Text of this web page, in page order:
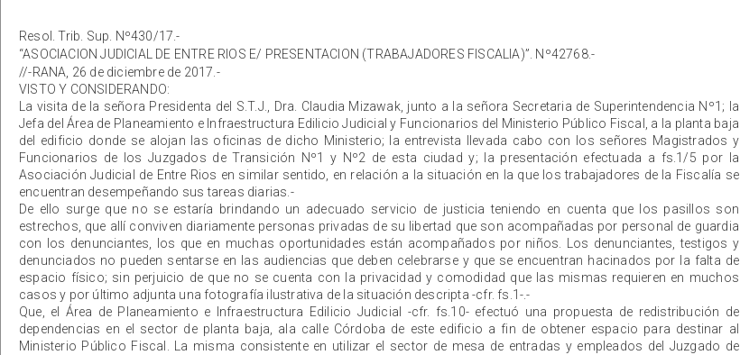
Resol. Trib. Sup. Nº430/17.-
“ASOCIACION JUDICIAL DE ENTRE RIOS E/ PRESENTACION (TRABAJADORES FISCALIA)”. Nº42768.-
//-RANA, 26 de diciembre de 2017.-
VISTO Y CONSIDERANDO:
La visita de la señora Presidenta del S.T.J., Dra. Claudia Mizawak, junto a la señora Secretaria de Superintendencia Nº1; la
Jefa del Área de Planeamiento e Infraestructura Edilicio Judicial y Funcionarios del Ministerio Público Fiscal, a la planta baja
del edificio donde se alojan las oficinas de dicho Ministerio; la entrevista llevada cabo con los señores Magistrados y
Funcionarios de los Juzgados de Transición Nº1 y Nº2 de esta ciudad y; la presentación efectuada a fs.1/5 por la
Asociación Judicial de Entre Rios en similar sentido, en relación a la situación en la que los trabajadores de la Fiscalía se
encuentran desempeñando sus tareas diarias.-
De ello surge que no se estaría brindando un adecuado servicio de justicia teniendo en cuenta que los pasillos son
estrechos, que allí conviven diariamente personas privadas de su libertad que son acompañadas por personal de guardia
con los denunciantes, los que en muchas oportunidades están acompañados por niños. Los denunciantes, testigos y
denunciados no pueden sentarse en las audiencias que deben celebrarse y que se encuentran hacinados por la falta de
espacio físico; sin perjuicio de que no se cuenta con la privacidad y comodidad que las mismas requieren en muchos
casos y por último adjunta una fotografía ilustrativa de la situación descripta -cfr. fs.1-.-
Que, el Área de Planeamiento e Infraestructura Edilicio Judicial -cfr. fs.10- efectuó una propuesta de redistribución de
dependencias en el sector de planta baja, ala calle Córdoba de este edificio a fin de obtener espacio para destinar al
Ministerio Público Fiscal. La misma consistente en utilizar el sector de mesa de entradas y empleados del Juzgado de